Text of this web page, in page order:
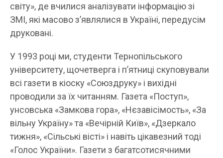
світу», де вчилися аналізувати інформацію зі
ЗМІ, які масово з’являлися в Україні, передусім
друковані.
У 1993 році ми, студенти Тернопільського
університету, щочетверга і п’ятниці скуповували
всі газети в кіоску «Союздруку» і вихідні
проводили за їх читанням. Газета «Поступ»,
унсовська «Замкова гора», «Нєзавісімость», «За
вільну Україну» та «Вечірній Київ», «Дзеркало
тижня», «Сільські вісті» і навіть цікавезний тоді
«Голос України». Газети з багатсотисячними